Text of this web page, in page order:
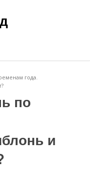
года.
по
и